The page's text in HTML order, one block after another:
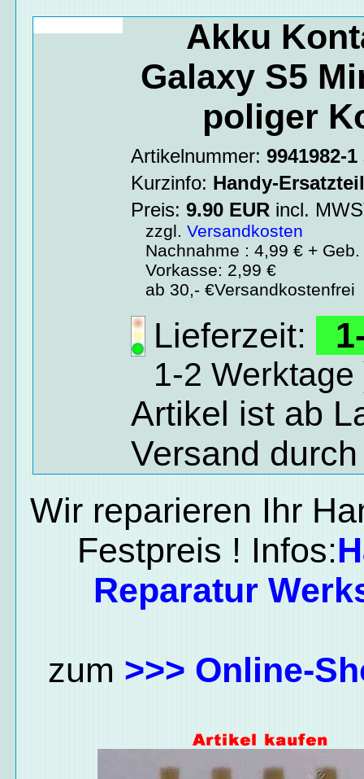
Akku
Galaxy S5
poliger
Artikelnummer:9941982-1
Kurzinfo: Handy-
Preis:9.90 EUR incl.
zzgl.Versandkosten
Nachnahme : 4,99 € + Geb.
Vorkasse: 2,99 €
ab 30,- €Versandkostenfrei
Lieferzeit:
1-2 Werktage
Artikel ist ab
Versand
Wir reparieren Ihr
Festpreis ! Infos:
Reparatur
zum >>> Online-